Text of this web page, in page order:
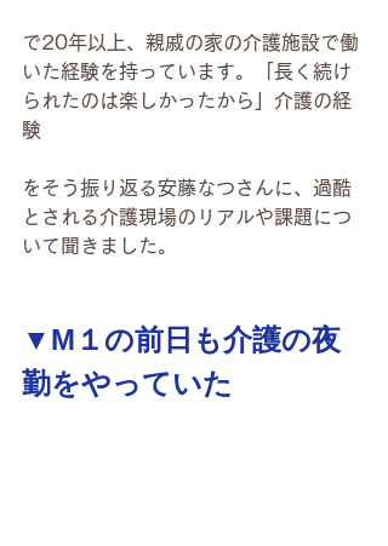
で20年以上、親戚の家の介護施設で働
いた経験を持っています。「長く続け
られたのは楽しかったから」介護の経
験
をそう振り返る安藤なつさんに、過酷
とされる介護現場のリアルや課題につ
いて聞きました。
▼M１の前日も介護の夜
勤をやっていた